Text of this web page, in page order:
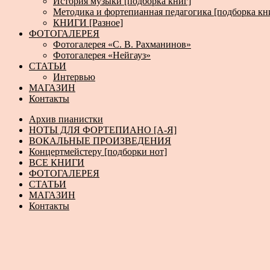
Методика и фортепианная педагогика [подборка
КНИГИ [Разное]
ФОТОГАЛЕРЕЯ
Фотогалерея «С. В. Рахманинов»
Фотогалерея «Нейгауз»
СТАТЬИ
Интервью
МАГАЗИН
Контакты
Архив пианистки
НОТЫ ДЛЯ ФОРТЕПИАНО [А-Я]
ВОКАЛЬНЫЕ ПРОИЗВЕДЕНИЯ
Концертмейстеру [подборки нот]
ВСЕ КНИГИ
ФОТОГАЛЕРЕЯ
СТАТЬИ
МАГАЗИН
Контакты